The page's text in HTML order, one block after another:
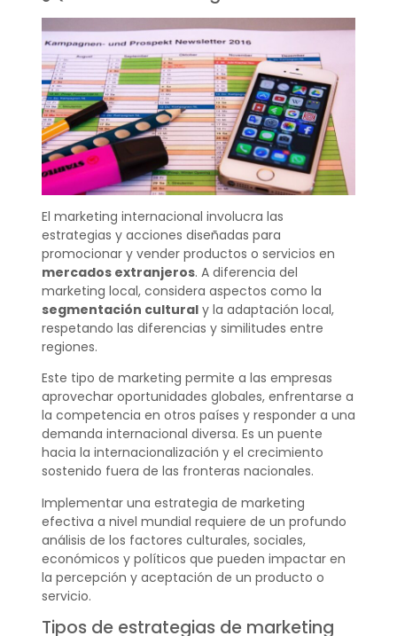
El marketing internacional involucra las
estrategias y acciones diseñadas para
promocionar y vender productos o servicios en
mercados extranjeros. A diferencia del
marketing local, considera aspectos como la
segmentación culturaly la adaptación local,
respetando las diferencias y similitudes entre
regiones.
Este tipo de marketing permite a las empresas
aprovechar oportunidades globales, enfrentarse a
la competencia en otros países y responder a una
demanda internacional diversa. Es un puente
hacia la internacionalización y el crecimiento
sostenido fuera de las fronteras nacionales.
Implementar una estrategia de marketing
efectiva a nivel mundial requiere de un profundo
análisis de los factores culturales, sociales,
económicos y políticos que pueden impactar en
la percepción y aceptación de un producto o
servicio.
Tipos de estrategias de marketing